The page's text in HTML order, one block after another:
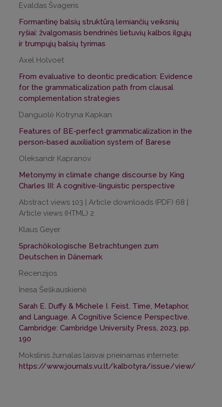
Evaldas Švageris
Formantinę balsių struktūrą lemiančių veiksnių
ryšiai: žvalgomasis bendrinės lietuvių kalbos ilgųjų
ir trumpųjų balsių tyrimas
Axel Holvoet
From evaluative to deontic predication: Evidence
for the grammaticalization path from clausal
complementation strategies
Danguolė Kotryna Kapkan
Features of BE-perfect grammaticalization in the
person-based auxiliation system of Barese
Oleksandr Kapranov
Metonymy in climate change discourse by King
Charles III: A cognitive-linguistic perspective
Abstract views 103 | Article downloads (PDF) 68 |
Article views (HTML) 2
Klaus Geyer
Sprachökologische Betrachtungen zum
Deutschen in Dänemark
Recenzijos
Inesa Šeškauskienė
Sarah E. Duffy & Michele I. Feist. Time, Metaphor,
and Language. A Cognitive Science Perspective.
Cambridge: Cambridge University Press, 2023, pp.
190
Mokslinis žurnalas laisvai prieinamas internete:
https://www.journals.vu.lt/kalbotyra/issue/view/2511